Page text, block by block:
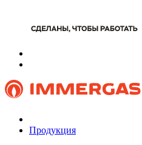
Продукция